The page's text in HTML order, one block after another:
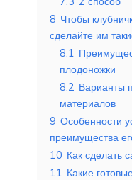
8 Чтобы
сделайте им
8.1
плодоножки
8.2 Варианты
материалов
9 Особенности
преимущества
10 Как сделать
11 Какие